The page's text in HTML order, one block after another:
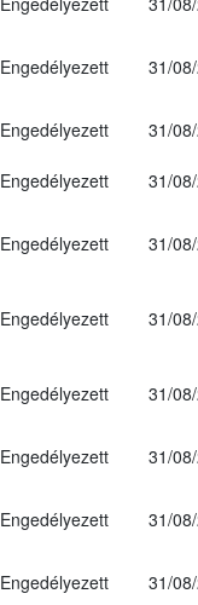
Engedélyezett 31/
Engedélyezett
31/
Engedélyezett
31/
Engedélyezett 31/
Engedélyezett 31/
Engedélyezett 31/
Engedélyezett
31/
Engedélyezett 31/
Engedélyezett
31/